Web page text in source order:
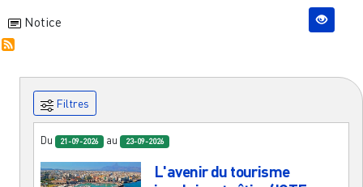
Notice
Filtres
Du 21-09-2026 au 23-09-2026
L'avenir du tourisme